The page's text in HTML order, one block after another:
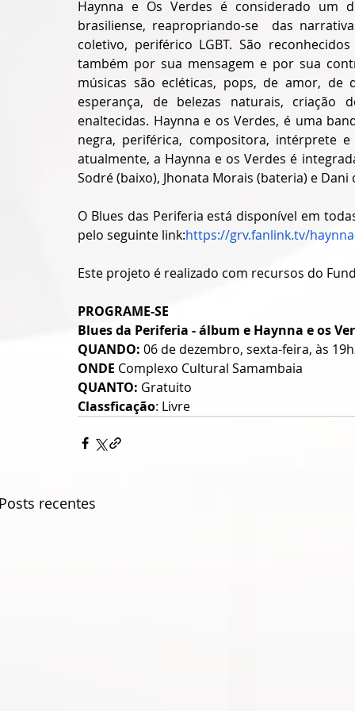
Haynna e Os Verdes é considerado um
brasiliense, reapropriando-se  das
coletivo, periférico LGBT. São
também por sua mensagem e por sua
músicas são ecléticas, pops, de amor,
esperança, de belezas naturais, criação
enaltecidas. Haynna e os Verdes, é uma
negra, periférica, compositora, intérprete
atualmente, a Haynna e os Verdes é
Sodré (baixo), Jhonata Morais (bateria) e
O Blues das Periferia está disponível em
pelo seguinte link:https://grv.fanlink.tv/
Este projeto é realizado com recursos do
PROGRAME-SE
Blues da Periferia - álbum e Haynna e os
QUANDO: 06 de dezembro, sexta-feira, às
ONDE Complexo Cultural Samambaia
QUANTO: Gratuito
Classficação: Livre
recentes